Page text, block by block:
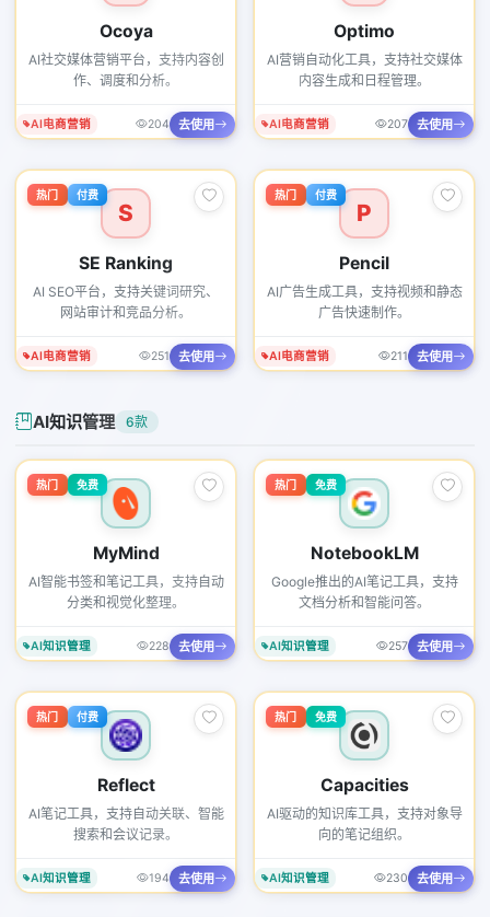
Ocoya
AI社交媒体营销平台，支持内容创
作、调度和分析。
AI电商营销 204 去使用
Optimo
AI营销自动化工具，支持社交媒体
内容生成和日程管理。
AI电商营销 207 去使用
S
热门 付费
SE Ranking
AI SEO平台，支持关键词研究、
网站审计和竞品分析。
AI电商营销 251 去使用
P
热门 付费
Pencil
AI广告生成工具，支持视频和静态
广告快速制作。
AI电商营销 211 去使用
AI知识管理 6款
热门 免费
MyMind
AI智能书签和笔记工具，支持自动
分类和视觉化整理。
AI知识管理 228 去使用
热门 免费
NotebookLM
Google推出的AI笔记工具，支持
文档分析和智能问答。
AI知识管理 257 去使用
热门 付费
Reflect
AI笔记工具，支持自动关联、智能
搜索和会议记录。
AI知识管理 194 去使用
热门 免费
Capacities
AI驱动的知识库工具，支持对象导
向的笔记组织。
AI知识管理 230 去使用